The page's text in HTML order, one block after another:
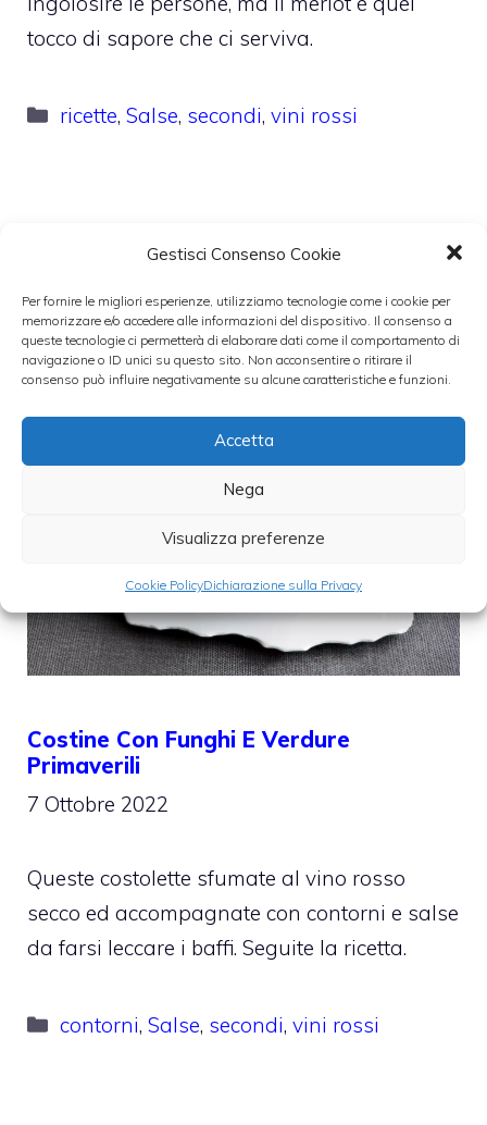
Gestisci Consenso Cookie
Per fornire le migliori esperienze, utilizziamo tecnologie come i cookie per
memorizzare e/o accedere alle informazioni del dispositivo. Il consenso a
queste tecnologie ci permetterà di elaborare dati come il comportamento di
navigazione o ID unici su questo sito. Non acconsentire o ritirare il
consenso può influire negativamente su alcune caratteristiche e funzioni.
Accetta
Nega
Visualizza preferenze
Cookie PolicyDichiarazione sulla Privacy
tocco di sapore che ci serviva.
Categorie
ricette,Salse, secondi,vini rossi
Costine Con Funghi E Verdure
Primaverili
7 Ottobre 2022
Queste costolette sfumate al vino rosso
secco ed accompagnate con contorni e salse
da farsi leccare i baffi. Seguite la ricetta.
Categorie
contorni,Salse, secondi,vini rossi